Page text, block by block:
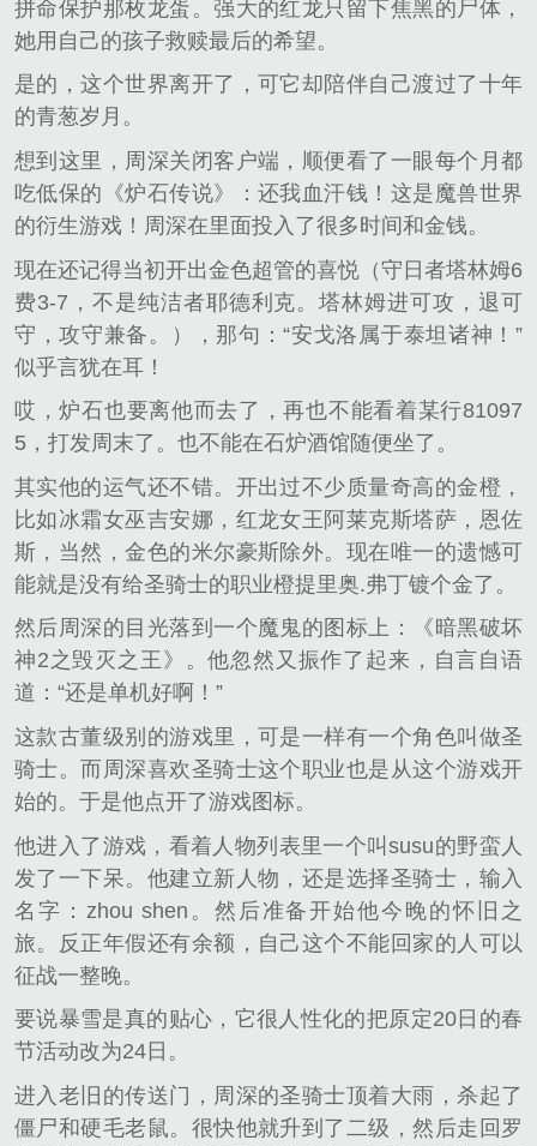
拼命保护那枚龙蛋。强大的红龙只留下焦黑的尸体，
她用自己的孩子救赎最后的希望。
是的，这个世界离开了，可它却陪伴自己渡过了十年
的青葱岁月。
想到这里，周深关闭客户端，顺便看了一眼每个月都
吃低保的《炉石传说》：还我血汗钱！这是魔兽世界
的衍生游戏！周深在里面投入了很多时间和金钱。
现在还记得当初开出金色超管的喜悦（守日者塔林姆6
费3-7，不是纯洁者耶德利克。塔林姆进可攻，退可
守，攻守兼备。），那句：“安戈洛属于泰坦诸神！”
似乎言犹在耳！
哎，炉石也要离他而去了，再也不能看着某行81097
5，打发周末了。也不能在石炉酒馆随便坐了。
其实他的运气还不错。开出过不少质量奇高的金橙，
比如冰霜女巫吉安娜，红龙女王阿莱克斯塔萨，恩佐
斯，当然，金色的米尔豪斯除外。现在唯一的遗憾可
能就是没有给圣骑士的职业橙提里奥.弗丁镀个金了。
然后周深的目光落到一个魔鬼的图标上：《暗黑破坏
神2之毁灭之王》。他忽然又振作了起来，自言自语
道：“还是单机好啊！”
这款古董级别的游戏里，可是一样有一个角色叫做圣
骑士。而周深喜欢圣骑士这个职业也是从这个游戏开
始的。于是他点开了游戏图标。
他进入了游戏，看着人物列表里一个叫susu的野蛮人
发了一下呆。他建立新人物，还是选择圣骑士，输入
名字：zhou shen。然后准备开始他今晚的怀旧之
旅。反正年假还有余额，自己这个不能回家的人可以
征战一整晚。
要说暴雪是真的贴心，它很人性化的把原定20日的春
节活动改为24日。
进入老旧的传送门，周深的圣骑士顶着大雨，杀起了
僵尸和硬毛老鼠。很快他就升到了二级，然后走回罗